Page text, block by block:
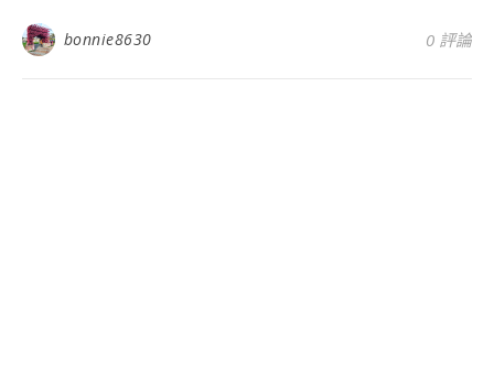
bonnie8630 0 評論